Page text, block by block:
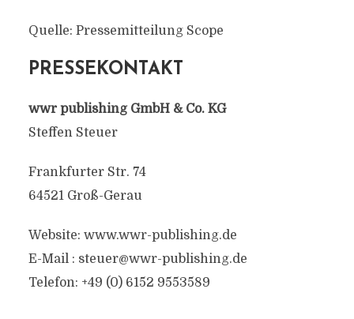
Quelle: Pressemitteilung Scope
PRESSEKONTAKT
wwr publishing GmbH & Co. KG
Steffen Steuer
Frankfurter Str. 74
64521 Groß-Gerau
Website: www.wwr-publishing.de
E-Mail : steuer@wwr-publishing.de
Telefon: +49 (0) 6152 9553589